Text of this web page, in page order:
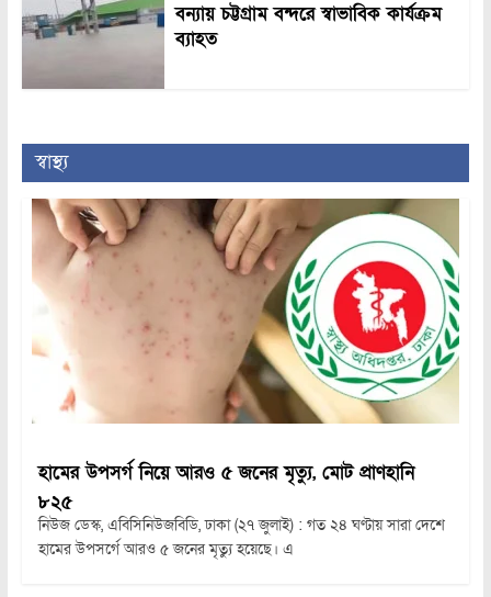
বন্যায় চট্টগ্রাম বন্দরে স্বাভাবিক কার্যক্রম
ব্যাহত
স্বাস্থ্য
হামের উপসর্গ নিয়ে আরও ৫ জনের মৃত্যু, মোট প্রাণহানি
৮২৫
নিউজ ডেস্ক, এবিসিনিউজবিডি, ঢাকা (২৭ জুলাই) : গত ২৪ ঘণ্টায় সারা দেশে
হামের উপসর্গে আরও ৫ জনের মৃত্যু হয়েছে। এ